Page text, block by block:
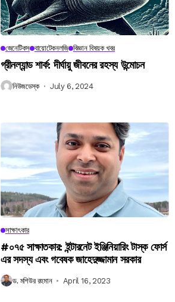
জেনেটিকস বায়োটেকনলজি বিজ্ঞান বিষয়ক খবর
গ্রীনল্যান্ড শার্ক: দীর্ঘায়ু জীবনের রহস্য উন্মোচন
নিউজডেস্ক July 6, 2024
সাক্ষাৎকার
#০৭৫ সাক্ষাতকার: ইন্টারনেট ইঞ্জিনিয়ারিং টাস্ক ফোর্স
এর সদস্য এবং গবেষক জাহেদুজ্জামান সরকার
ড. মশিউর রহমান April 16, 2023